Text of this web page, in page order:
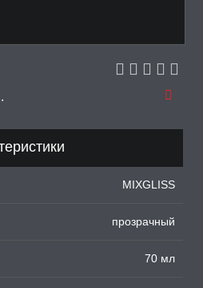
MIXGLISS
прозрачный
70 мл